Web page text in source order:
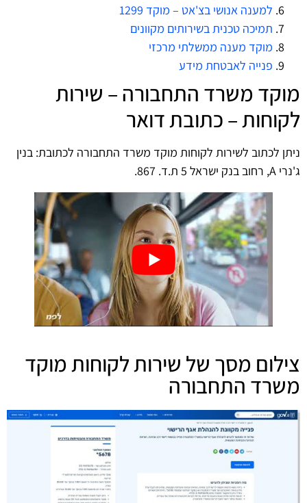
למענה אנושי בצ'אט – מוקד 1299
תמיכה טכנית בשירותים מקוונים
מוקד מענה ממשלתי מרכזי
פנייה לאבטחת מידע
מוקד משרד התחבורה – שירות
לקוחות – כתובת דואר
ניתן לכתוב לשירות לקוחות מוקד משרד התחבורה לכתובת: בנין
ג'נרי A, רחוב בנק ישראל 5 ת.ד. 867.
צילום מסך של שירות לקוחות מוקד
משרד התחבורה